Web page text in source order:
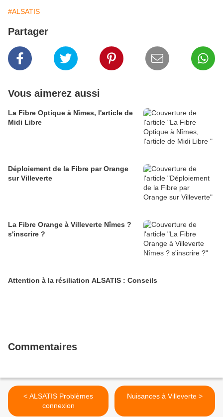
#ALSATIS
Partager
Vous aimerez aussi
La Fibre Optique à Nîmes, l'article de
Midi Libre
Déploiement de la Fibre par Orange
sur Villeverte
La Fibre Orange à Villeverte Nîmes ?
s'inscrire ?
Attention à la résiliation ALSATIS : Conseils
Commentaires
< ALSATIS Problèmes
connexion
Nuisances à Villeverte >